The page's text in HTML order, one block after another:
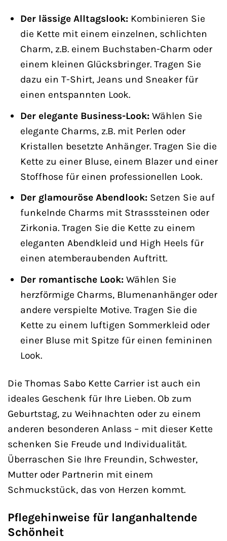
Der lässige Alltagslook:Kombinieren Sie
die Kette mit einem einzelnen, schlichten
Charm, z.B. einem Buchstaben-Charm oder
einem kleinen Glücksbringer. Tragen Sie
dazu ein T-Shirt, Jeans und Sneaker für
einen entspannten Look.
Der elegante Business-Look:Wählen Sie
elegante Charms, z.B. mit Perlen oder
Kristallen besetzte Anhänger. Tragen Sie die
Kette zu einer Bluse, einem Blazer und einer
Stoffhose für einen professionellen Look.
Der glamouröse Abendlook:Setzen Sie auf
funkelnde Charms mit Strasssteinen oder
Zirkonia. Tragen Sie die Kette zu einem
eleganten Abendkleid und High Heels für
einen atemberaubenden Auftritt.
Der romantische Look:Wählen Sie
herzförmige Charms, Blumenanhänger oder
andere verspielte Motive. Tragen Sie die
Kette zu einem luftigen Sommerkleid oder
einer Bluse mit Spitze für einen femininen
Look.
Die Thomas Sabo Kette Carrier ist auch ein
ideales Geschenk für Ihre Lieben. Ob zum
Geburtstag, zu Weihnachten oder zu einem
anderen besonderen Anlass – mit dieser Kette
schenken Sie Freude und Individualität.
Überraschen Sie Ihre Freundin, Schwester,
Mutter oder Partnerin mit einem
Schmuckstück, das von Herzen kommt.
Pflegehinweise für langanhaltende
Schönheit